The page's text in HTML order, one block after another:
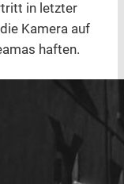
in letzter
Kamera auf
haften.